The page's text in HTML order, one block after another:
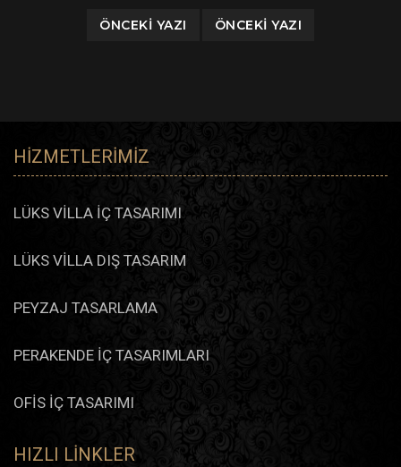
ÖNCEKI YAZI ÖNCEKI YAZI
HIZMETLERIMIZ
LÜKS VİLLA İÇ TASARIMI
LÜKS VİLLA DIŞ TASARIM
PEYZAJ TASARLAMA
PERAKENDE İÇ TASARIMLARI
OFİS İÇ TASARIMI
HIZLI LINKLER